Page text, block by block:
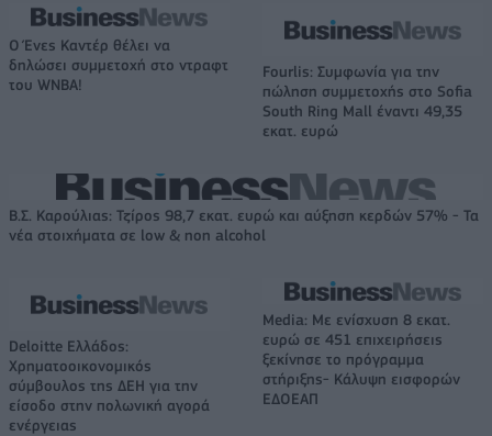
Ο Ένες Καντέρ θέλει να
δηλώσει συμμετοχή στο ντραφτ
του WNBA!
Fourlis: Συμφωνία για την
πώληση συμμετοχής στο Sofia
South Ring Mall έναντι 49,35
εκατ. ευρώ
Β.Σ. Καρούλιας: Τζίρος 98,7 εκατ. ευρώ και αύξηση κερδών 57% - Τα
νέα στοιχήματα σε low & non alcohol
Deloitte Ελλάδος:
Χρηματοοικονομικός
σύμβουλος της ΔΕΗ για την
είσοδο στην πολωνική αγορά
ενέργειας
Media: Με ενίσχυση 8 εκατ.
ευρώ σε 451 επιχειρήσεις
ξεκίνησε το πρόγραμμα
στήριξης- Κάλυψη εισφορών
ΕΔΟΕΑΠ